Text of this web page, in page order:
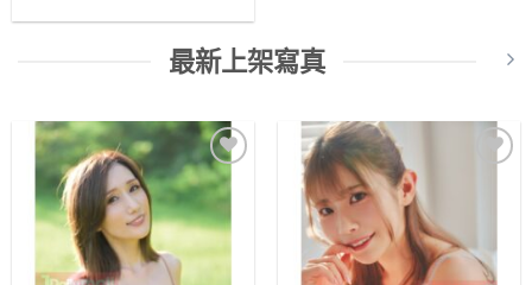
最新上架寫真
Add to
Wishlist